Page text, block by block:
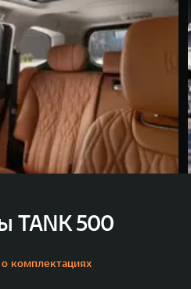
TANK 500
комплектациях